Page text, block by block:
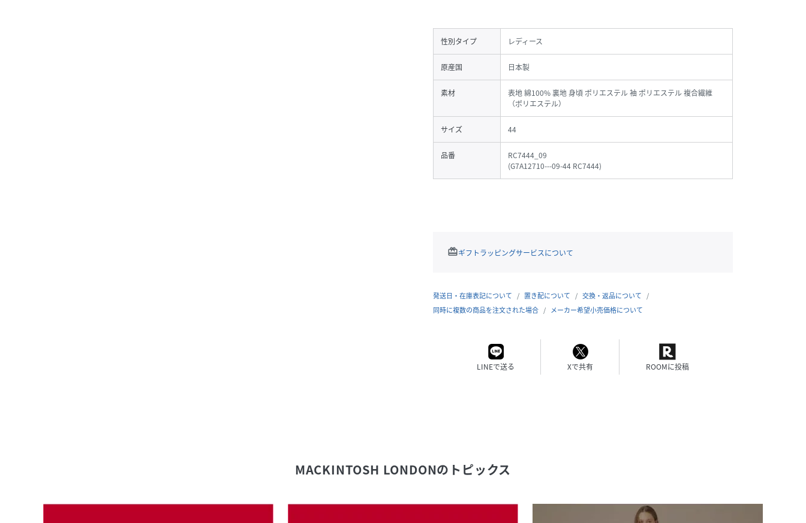
性別タイプ レディース
原産国 日本製
素材
表地 綿100% 裏地 身頃 ポリエステル 袖 ポリエステル 複合繊維
（ポリエステル）
サイズ 44
品番
RC7444_09
(G7A12710---09-44 RC7444)
redeemギフトラッピングサービスについて
発送日・在庫表記について 置き配について
交換・返品について
同時に複数の商品を注文された場合
メーカー希望小売価格について
LINEで送る Xで共有 ROOMに投稿
MACKINTOSH LONDONのトピックス